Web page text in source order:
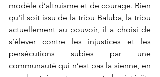
modèle d’altruisme et de courage. Bien
qu'il soit issu de la tribu Baluba, la tribu
actuellement au pouvoir, il a choisi de
s’élever contre les injustices et les
persécutions subies par une
communauté qui n’est pas la sienne, en